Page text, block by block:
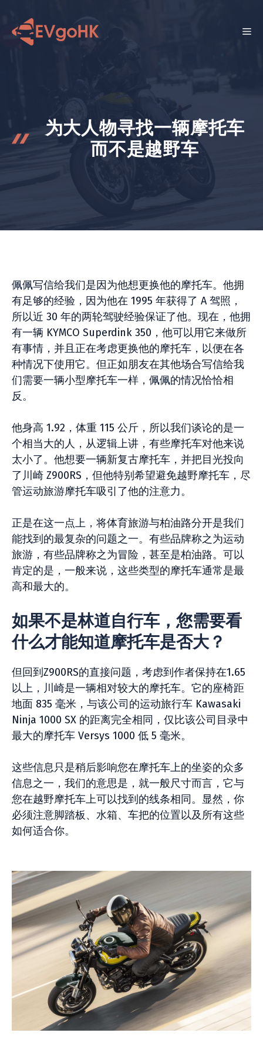
菜
为大人物寻找一辆摩托车
而不是越野车
佩佩写信给我们是因为他想更换他的摩托车。他拥
有足够的经验，因为他在 1995 年获得了 A 驾照，
所以近 30 年的两轮驾驶经验保证了他。现在，他拥
有一辆 KYMCO Superdink 350，他可以用它来做所
有事情，并且正在考虑更换他的摩托车，以便在各
种情况下使用它。但正如朋友在其他场合写信给我
们需要一辆小型摩托车一样，佩佩的情况恰恰相
反。
他身高 1.92，体重 115 公斤，所以我们谈论的是一
个相当大的人，从逻辑上讲，有些摩托车对他来说
太小了。他想要一辆新复古摩托车，并把目光投向
了川崎 Z900RS，但他特别希望避免越野摩托车，尽
管运动旅游摩托车吸引了他的注意力。
正是在这一点上，将体育旅游与柏油路分开是我们
能找到的最复杂的问题之一。有些品牌称之为运动
旅游，有些品牌称之为冒险，甚至是柏油路。可以
肯定的是，一般来说，这些类型的摩托车通常是最
高和最大的。
如果不是林道自行车，您需要看
什么才能知道摩托车是否大？
但回到Z900RS的直接问题，考虑到作者保持在1.65
以上，川崎是一辆相对较大的摩托车。它的座椅距
地面 835 毫米，与该公司的运动旅行车 Kawasaki
Ninja 1000 SX 的距离完全相同，仅比该公司目录中
最大的摩托车 Versys 1000 低 5 毫米。
这些信息只是稍后影响您在摩托车上的坐姿的众多
信息之一，我们的意思是，就一般尺寸而言，它与
您在越野摩托车上可以找到的线条相同。显然，你
必须注意脚踏板、水箱、车把的位置以及所有这些
如何适合你。